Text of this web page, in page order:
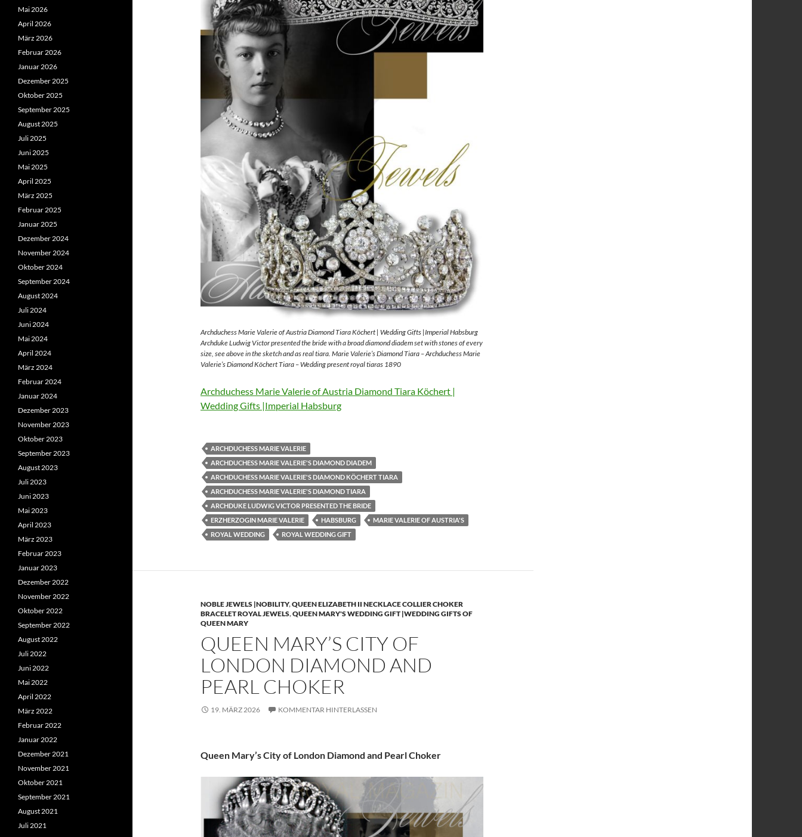
Archduchess Marie Valerie of Austria Diamond Tiara Köchert | Wedding Gifts |Imperial Habsburg
Archduke Ludwig Victor presented the bride with a broad diamond diadem set with stones of every
size, see above in the sketch and as real tiara. Marie Valerie’s Diamond Tiara – Archduchess Marie
Valerie’s Diamond Köchert Tiara – Wedding present royal tiaras 1890
Archduchess Marie Valerie of Austria Diamond Tiara Köchert |
Wedding Gifts |Imperial Habsburg
ARCHDUCHESS MARIE VALERIE
ARCHDUCHESS MARIE VALERIE'S DIAMOND DIADEM
ARCHDUCHESS MARIE VALERIE'S DIAMOND KÖCHERT TIARA
ARCHDUCHESS MARIE VALERIE'S DIAMOND TIARA
ARCHDUKE LUDWIG VICTOR PRESENTED THE BRIDE
ERZHERZOGIN MARIE VALERIE
HABSBURG
MARIE VALERIE OF AUSTRIA'S
ROYAL WEDDING
ROYAL WEDDING GIFT
NOBLE JEWELS |NOBILITY,QUEEN ELIZABETH II NECKLACE COLLIER CHOKER
BRACELET ROYAL JEWELS,QUEEN MARY'S WEDDING GIFT |WEDDING GIFTS OF
QUEEN MARY
QUEEN MARY’S CITY OF
LONDON DIAMOND AND
PEARL CHOKER
19. MÄRZ 2026 KOMMENTAR HINTERLASSEN
Queen Mary’s City of London Diamond and Pearl Choker
Mai 2026
April 2026
März 2026
Februar 2026
Januar 2026
Dezember 2025
Oktober 2025
September 2025
August 2025
Juli 2025
Juni 2025
Mai 2025
April 2025
März 2025
Februar 2025
Januar 2025
Dezember 2024
November 2024
Oktober 2024
September 2024
August 2024
Juli 2024
Juni 2024
Mai 2024
April 2024
März 2024
Februar 2024
Januar 2024
Dezember 2023
November 2023
Oktober 2023
September 2023
August 2023
Juli 2023
Juni 2023
Mai 2023
April 2023
März 2023
Februar 2023
Januar 2023
Dezember 2022
November 2022
Oktober 2022
September 2022
August 2022
Juli 2022
Juni 2022
Mai 2022
April 2022
März 2022
Februar 2022
Januar 2022
Dezember 2021
November 2021
Oktober 2021
September 2021
August 2021
Juli 2021